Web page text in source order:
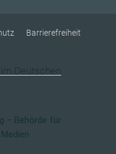
Barrierefreiheit